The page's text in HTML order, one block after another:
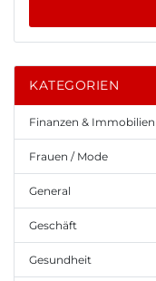
KATEGORIEN
Finanzen & Immobilien
Frauen / Mode
General
Geschäft
Gesundheit